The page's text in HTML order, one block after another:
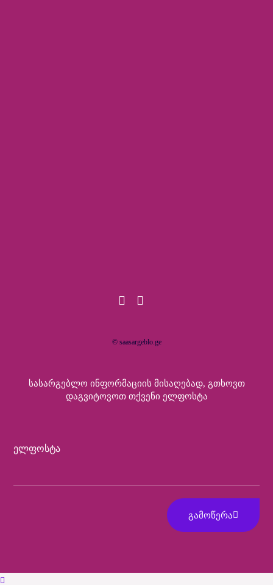
© saasargeblo.ge
Სასარგებლო Ინფორმაციის Მისაღებად, Გთხოვთ
Დაგვიტოვოთ Თქვენი Ელფოსტა
Ელფოსტა
ᲒᲐᲛᲝᲬᲔᲠᲐ